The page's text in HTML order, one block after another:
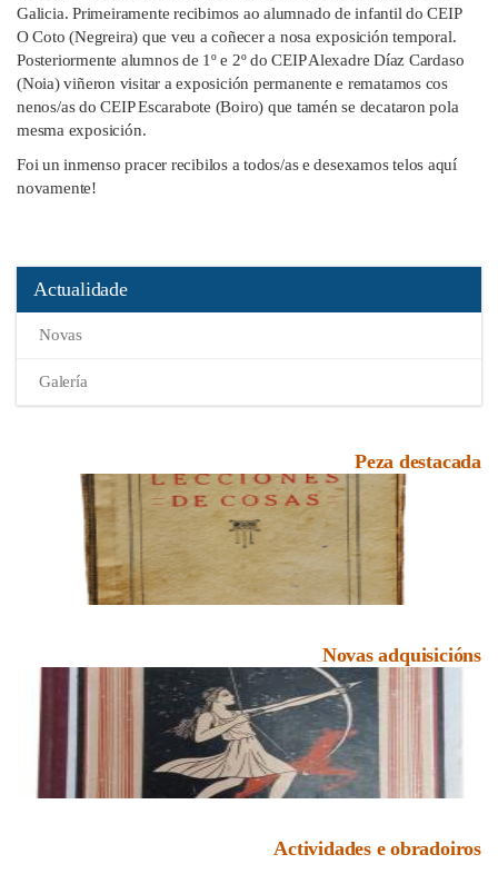
Galicia. Primeiramente recibimos ao alumnado de infantil do CEIP
O Coto (Negreira) que veu a coñecer a nosa exposición temporal.
Posteriormente alumnos de 1º e 2º do CEIP Alexadre Díaz Cardaso
(Noia) viñeron visitar a exposición permanente e rematamos cos
nenos/as do CEIP Escarabote (Boiro) que tamén se decataron pola
mesma exposición.
Foi un inmenso pracer recibilos a todos/as e desexamos telos aquí
novamente!
Actualidade
Novas
Galería
Peza destacada
Novas adquisicións
Actividades e obradoiros